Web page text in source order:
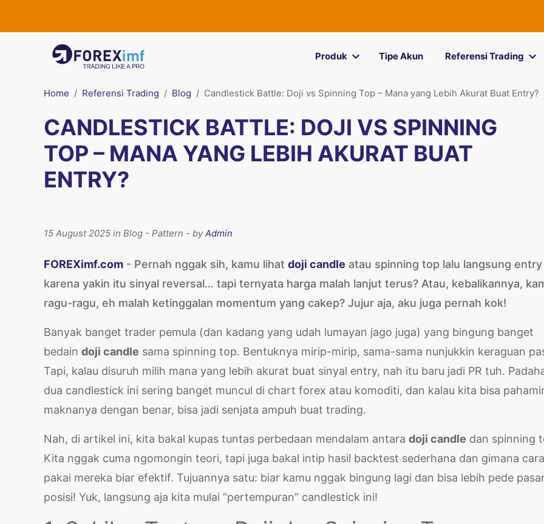
Produk Tipe Akun Referensi Trading
Home Referensi Trading Blog Candlestick Battle: Doji vs Spinning Top – Mana yang Lebih Akurat Buat Entry?
CANDLESTICK BATTLE: DOJI VS SPINNING
TOP – MANA YANG LEBIH AKURAT BUAT
ENTRY?
15 August 2025 in Blog - Pattern - byAdmin
FOREXimf.com - Pernah nggak sih, kamu lihat doji candle atau spinning top lalu langsung entry
karena yakin itu sinyal reversal… tapi ternyata harga malah lanjut terus? Atau, kebalikannya,
ragu-ragu, eh malah ketinggalan momentum yang cakep? Jujur aja, aku juga pernah kok!
Banyak banget trader pemula (dan kadang yang udah lumayan jago juga) yang bingung banget
bedain doji candle sama spinning top. Bentuknya mirip-mirip, sama-sama nunjukkin keraguan
Tapi, kalau disuruh milih mana yang lebih akurat buat sinyal entry, nah itu baru jadi PR tuh.
dua candlestick ini sering banget muncul di chart forex atau komoditi, dan kalau kita bisa
maknanya dengan benar, bisa jadi senjata ampuh buat trading.
Nah, di artikel ini, kita bakal kupas tuntas perbedaan mendalam antara doji candle dan spinning
Kita nggak cuma ngomongin teori, tapi juga bakal intip hasil backtest sederhana dan gimana cara
pakai mereka biar efektif. Tujuannya satu: biar kamu nggak bingung lagi dan bisa lebih pede
posisi! Yuk, langsung aja kita mulai “pertempuran” candlestick ini!